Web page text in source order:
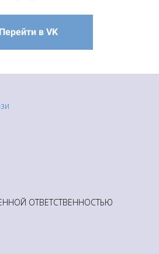
Перейти в VK
ОТВЕТСТВЕННОСТЬЮ